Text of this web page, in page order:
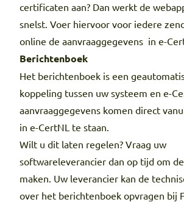
certificaten aan? Dan werkt de
snelst. Voer hiervoor voor iedere
online de aanvraaggegevens in e-
Berichtenboek
Het berichtenboek is een
koppeling tussen uw systeem en e-
aanvraaggegevens komen direct
in e-CertNL te staan.
Wilt u dit laten regelen? Vraag uw
softwareleverancier dan op tijd om
maken. Uw leverancier kan de
over het berichtenboek opvragen bij